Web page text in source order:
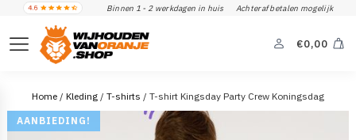
Binnen 1 - 2 werkdagen in huis Achteraf betalen mogelijk
€0,00
Home / Kleding / T-shirts / T-shirt Kingsday Party Crew Koningsdag
AANBIEDING!